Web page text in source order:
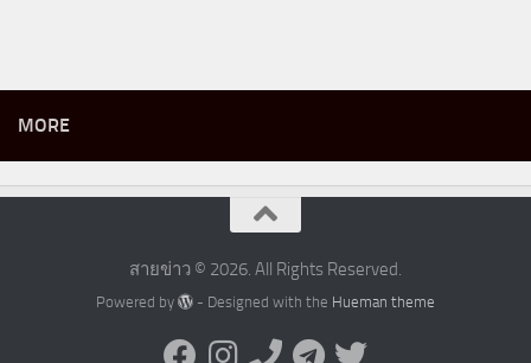
MORE
สายข่าว © 2026. All Rights Reserved.
Powered by - Designed with the Hueman theme